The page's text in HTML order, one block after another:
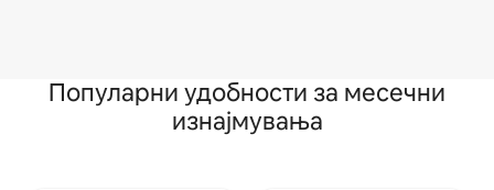
Популарни удобности за месечни
изнајмувања